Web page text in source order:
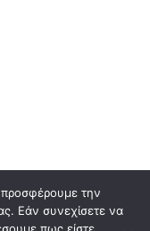
Reserved.την
Εάν συνεχίσετε να